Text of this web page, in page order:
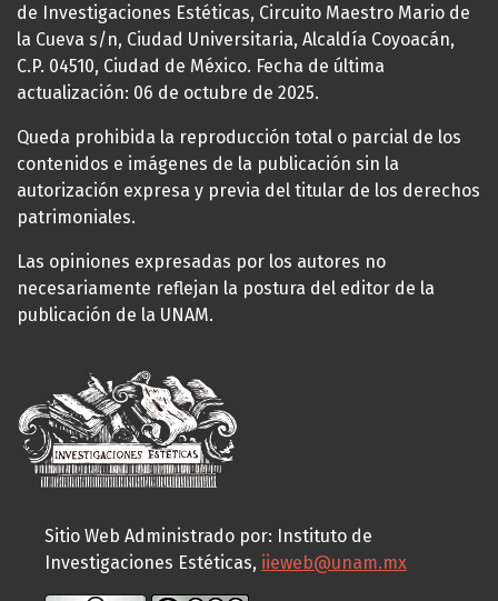
de Investigaciones Estéticas, Circuito Maestro Mario de
la Cueva s/n, Ciudad Universitaria, Alcaldía Coyoacán,
C.P. 04510, Ciudad de México. Fecha de última
actualización: 06 de octubre de 2025.
Queda prohibida la reproducción total o parcial de los
contenidos e imágenes de la publicación sin la
autorización expresa y previa del titular de los derechos
patrimoniales.
Las opiniones expresadas por los autores no
necesariamente reflejan la postura del editor de la
publicación de la UNAM.
Sitio Web Administrado por: Instituto de
Investigaciones Estéticas, iieweb@unam.mx